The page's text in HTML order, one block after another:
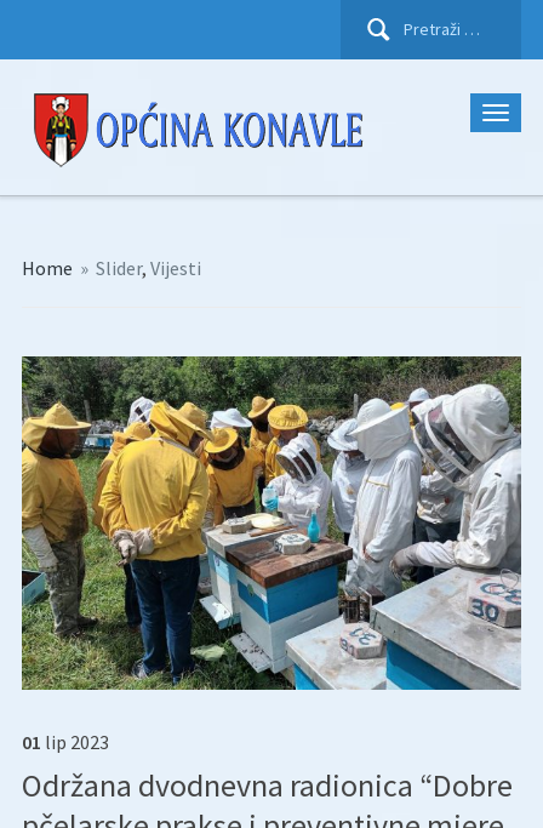
Pretraži:
Home » Slider, Vijesti
01 lip 2023
Održana dvodnevna radionica “Dobre